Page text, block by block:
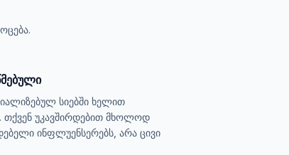
სიებში ხელით
უკავშირდებით მხოლოდ
ინფლუენსერებს, არა ცივი